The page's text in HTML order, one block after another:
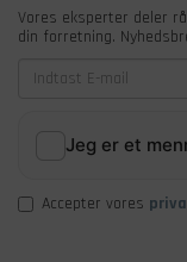
Vores eksperter deler
din forretning.
Accepter vores